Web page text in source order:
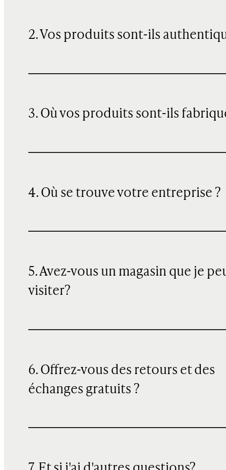
2. Vos produits sont-ils
3. Où vos produits sont-ils
4. Où se trouve votre entreprise ?
5. Avez-vous un magasin que je
visiter?
6. Offrez-vous des retours et des
échanges gratuits ?